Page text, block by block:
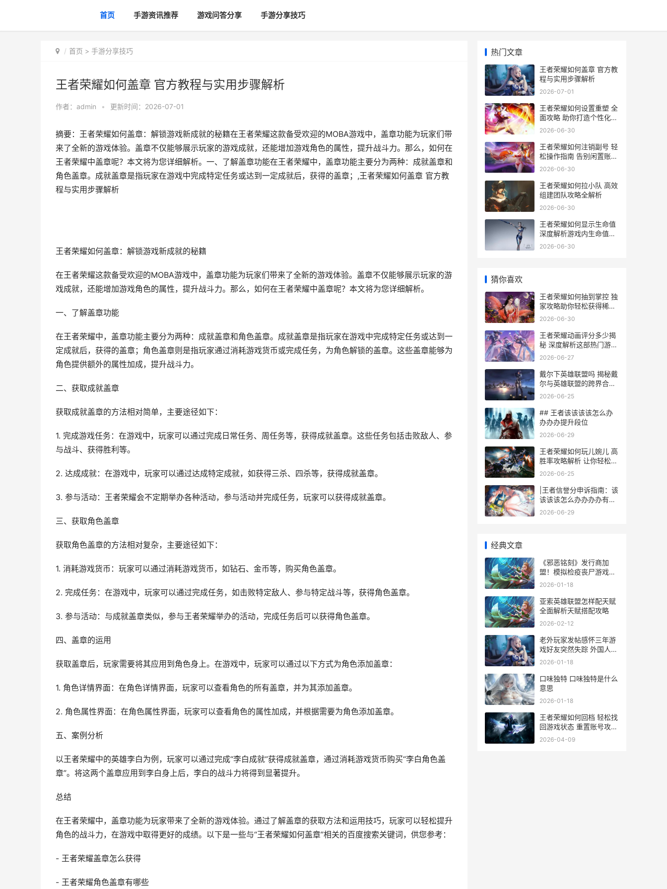
首页 手游资讯推荐 游戏问答分享 手游分享技巧
首页 > 手游分享技巧
王者荣耀如何盖章 官方教程与实用步骤解析
作者： admin • 更新时间：2026-07-01
摘要：王者荣耀如何盖章：解锁游戏新成就的秘籍在王者荣耀这款备受欢迎的MOBA游戏中，盖章功能为玩家们带
来了全新的游戏体验。盖章不仅能够展示玩家的游戏成就，还能增加游戏角色的属性，提升战斗力。那么，如何在
王者荣耀中盖章呢？本文将为您详细解析。一、了解盖章功能在王者荣耀中，盖章功能主要分为两种：成就盖章和
角色盖章。成就盖章是指玩家在游戏中完成特定任务或达到一定成就后，获得的盖章；,王者荣耀如何盖章 官方教
程与实用步骤解析
王者荣耀如何盖章：解锁游戏新成就的秘籍
在王者荣耀这款备受欢迎的MOBA游戏中，盖章功能为玩家们带来了全新的游戏体验。盖章不仅能够展示玩家的游
戏成就，还能增加游戏角色的属性，提升战斗力。那么，如何在王者荣耀中盖章呢？本文将为您详细解析。
一、了解盖章功能
在王者荣耀中，盖章功能主要分为两种：成就盖章和角色盖章。成就盖章是指玩家在游戏中完成特定任务或达到一
定成就后，获得的盖章；角色盖章则是指玩家通过消耗游戏货币或完成任务，为角色解锁的盖章。这些盖章能够为
角色提供额外的属性加成，提升战斗力。
二、获取成就盖章
获取成就盖章的方法相对简单，主要途径如下：
1. 完成游戏任务：在游戏中，玩家可以通过完成日常任务、周任务等，获得成就盖章。这些任务包括击败敌人、参
与战斗、获得胜利等。
2. 达成成就：在游戏中，玩家可以通过达成特定成就，如获得三杀、四杀等，获得成就盖章。
3. 参与活动：王者荣耀会不定期举办各种活动，参与活动并完成任务，玩家可以获得成就盖章。
三、获取角色盖章
获取角色盖章的方法相对复杂，主要途径如下：
1. 消耗游戏货币：玩家可以通过消耗游戏货币，如钻石、金币等，购买角色盖章。
2. 完成任务：在游戏中，玩家可以通过完成任务，如击败特定敌人、参与特定战斗等，获得角色盖章。
3. 参与活动：与成就盖章类似，参与王者荣耀举办的活动，完成任务后可以获得角色盖章。
四、盖章的运用
获取盖章后，玩家需要将其应用到角色身上。在游戏中，玩家可以通过以下方式为角色添加盖章：
1. 角色详情界面：在角色详情界面，玩家可以查看角色的所有盖章，并为其添加盖章。
2. 角色属性界面：在角色属性界面，玩家可以查看角色的属性加成，并根据需要为角色添加盖章。
五、案例分析
以王者荣耀中的英雄李白为例，玩家可以通过完成“李白成就”获得成就盖章，通过消耗游戏货币购买“李白角色盖
章”。将这两个盖章应用到李白身上后，李白的战斗力将得到显著提升。
总结
在王者荣耀中，盖章功能为玩家带来了全新的游戏体验。通过了解盖章的获取方法和运用技巧，玩家可以轻松提升
角色的战斗力，在游戏中取得更好的成绩。以下是一些与“王者荣耀如何盖章”相关的百度搜索关键词，供您参考：
- 王者荣耀盖章怎么获得
- 王者荣耀角色盖章有哪些
热门文章
王者荣耀如何盖章 官方教
程与实用步骤解析
2026-07-01
王者荣耀如何设置重塑 全
面攻略 助你打造个性化英
雄形象
2026-06-30
王者荣耀如何注销副号 轻
松操作指南 告别闲置账号
烦恼
2026-06-30
王者荣耀如何拉小队 高效
组建团队攻略全解析
2026-06-30
王者荣耀如何显示生命值
深度解析游戏内生命值显
示技巧与设置
2026-06-30
猜你喜欢
王者荣耀如何抽到掌控 独
家攻略助你轻松获得稀有
英雄
2026-06-30
王者荣耀动画评分多少揭
秘 深度解析这部热门游戏
的视觉盛宴
2026-06-27
戴尔下英雄联盟吗 揭秘戴
尔与英雄联盟的跨界合作
背后的故事
2026-06-25
## 王者该该该该怎么办
办办办提升段位
2026-06-29
王者荣耀如何玩儿婉儿 高
胜率攻略解析 让你轻松上
分
2026-06-25
|王者信誉分申诉指南：该
该该该怎么办办办办有效
解决信誉难题|
2026-06-29
经典文章
《邪恶铭刻》发行商加
盟！模拟检疫丧尸游戏
《边境丧尸检察官》
邪恶铭刻steam价格
2026-01-18
亚索英雄联盟怎样配天赋
全面解析天赋搭配攻略
2026-02-12
老外玩家发帖感怀三年游
戏好友突然失踪 外国人发
帖子的软件
2026-01-18
口味独特 口味独特是什么
意思
2026-01-18
王者荣耀如何回档 轻松找
回游戏状态 重置账号攻略
全解析
2026-04-09